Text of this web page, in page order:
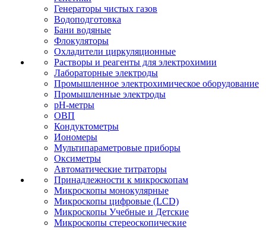
Генераторы чистых газов
Водоподготовка
Бани водяные
Флокуляторы
Охладители циркуляционные
Растворы и реагенты для электрохимии
Лабораторные электроды
Промышленное электрохимическое оборудование
Промышленные электроды
pH-метры
ОВП
Кондуктометры
Иономеры
Мультипараметровые приборы
Оксиметры
Автоматические титраторы
Принадлежности к микроскопам
Микроскопы монокулярные
Микроскопы цифровые (LCD)
Микроскопы Учебные и Детские
Микроскопы стереоскопические